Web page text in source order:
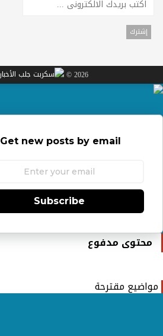
2026 ©
Get new posts by email:
Subscribe
محتوى مدفوع
مواضيع مقترحة